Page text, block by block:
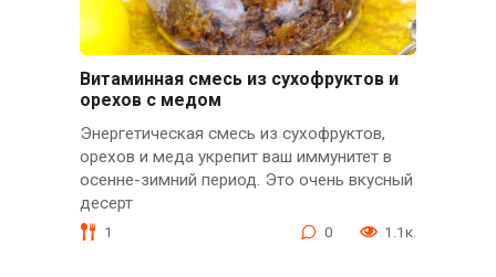
Витаминная смесь из сухофруктов и
орехов с медом
Энергетическая смесь из сухофруктов,
орехов и меда укрепит ваш иммунитет в
осенне-зимний период. Это очень вкусный
десерт
1 0 1.1к.